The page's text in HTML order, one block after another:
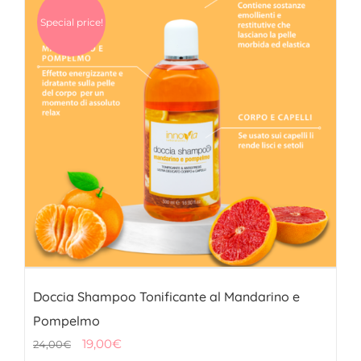
Special price!
Doccia Shampoo Tonificante al Mandarino e
Pompelmo
24,00€
Il
19,00€